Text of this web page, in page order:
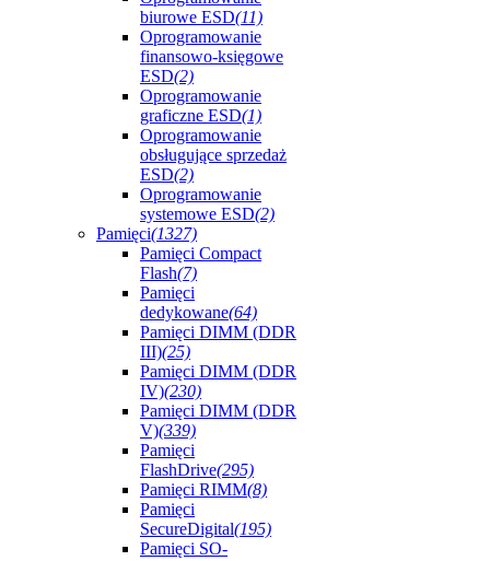
biurowe ESD(11)
Oprogramowanie
finansowo-księgowe
ESD(2)
Oprogramowanie
graficzne ESD(1)
Oprogramowanie
obsługujące sprzedaż
ESD(2)
Oprogramowanie
systemowe ESD(2)
Pamięci(1327)
Pamięci Compact
Flash(7)
Pamięci
dedykowane(64)
Pamięci DIMM (DDR
III)(25)
Pamięci DIMM (DDR
IV)(230)
Pamięci DIMM (DDR
V)(339)
Pamięci
FlashDrive(295)
Pamięci RIMM(8)
Pamięci
SecureDigital(195)
Pamięci SO-